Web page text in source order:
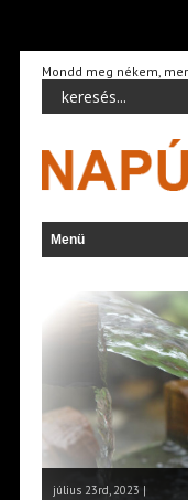
Mondd meg nékem,
július 23rd, 2023 |